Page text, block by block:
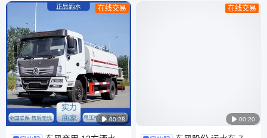
 00:28
在线交易
 00:20
在线交易